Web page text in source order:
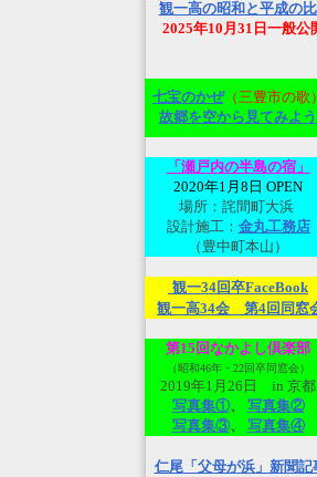
観一高の昭和と平成の
2025年10月31日一般公
七宝のかぜ（三豊市の歌）
故郷を空から見てみよ う
「瀬戸内の半島の宿」
2020年1月8日 OPEN
場所：詫間町大浜
設計施工： 金丸工務店
（豊中町本山）
観一34回卒FaceBook
観一高34会 第4回同窓
第15回なかよし倶楽部
（昭和46年・22回卒同窓会）
2019年1月26日 in 京都
写真集①、 写真集②
写真集③、 写真集④
仁尾「父母が浜」新聞記